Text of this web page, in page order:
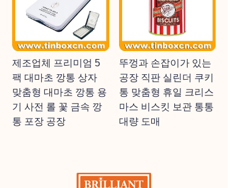
제조업체 프리미엄 5
팩 대마초 깡통 상자
맞춤형 대마초 깡통 용
기 사전 롤 꽃 금속 깡
통 포장 공장
뚜껑과 손잡이가 있는
공장 직판 실린더 쿠키
통 맞춤형 휴일 크리스
마스 비스킷 보관 통통
대량 도매